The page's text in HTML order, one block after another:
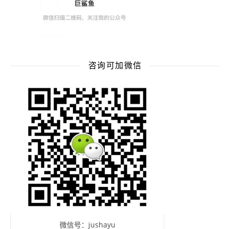
咨询可加微信
微信号：jushayu